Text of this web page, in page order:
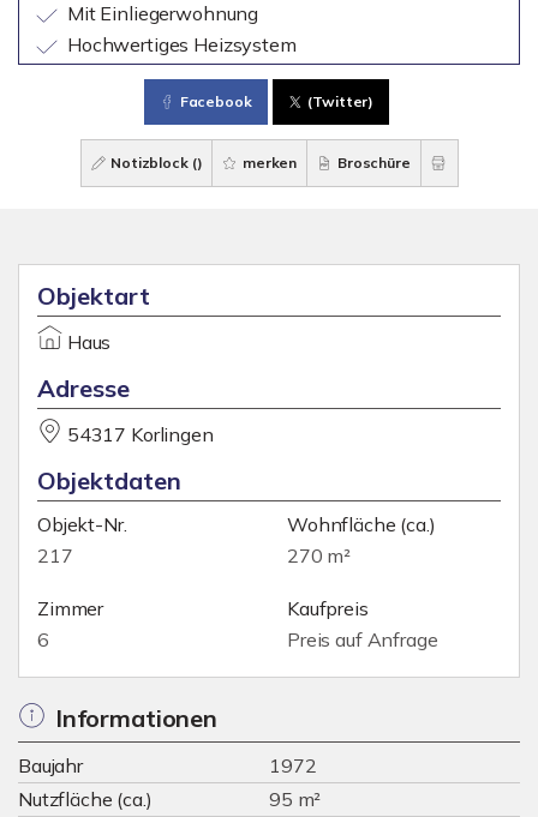
Mit Einliegerwohnung
Hochwertiges Heizsystem
Facebook (Twitter)
Notizblock () merken Broschüre
Objektart
Haus
Adresse
54317 Korlingen
Objektdaten
Objekt-Nr.
217
Wohnfläche (ca.)
270 m²
Zimmer
6
Kaufpreis
Preis auf Anfrage
Informationen
Baujahr
1972
Nutzfläche (ca.)
95 m²